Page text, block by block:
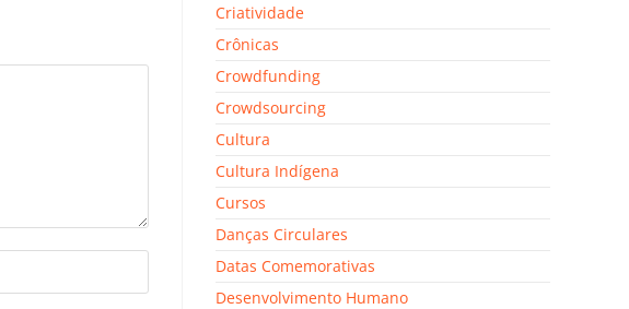
Criatividade
Crônicas
Crowdfunding
Crowdsourcing
Cultura
Cultura Indígena
Cursos
Danças Circulares
Datas Comemorativas
Desenvolvimento Humano